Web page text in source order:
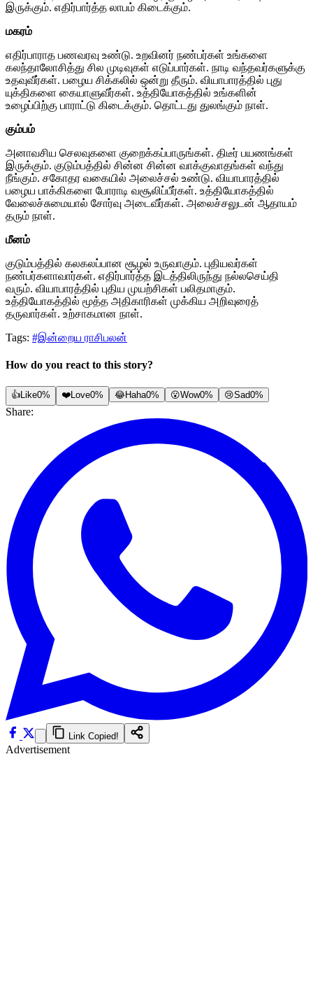
இருக்கும். எதிர்பார்த்த லாபம் கிடைக்கும்.
மகரம்
எதிர்பாராத பணவரவு உண்டு. உறவினர் நண்பர்கள் உங்களை
கலந்தாலோசித்து சில முடிவுகள் எடுப்பார்கள். நாடி வந்தவர்களுக்கு
உதவுவீர்கள். பழைய சிக்கலில் ஒன்று தீரும். வியாபாரத்தில் புது
யுக்திகளை கையாளுவீர்கள். உத்தியோகத்தில் உங்களின்
உழைப்பிற்கு பாராட்டு கிடைக்கும். தொட்டது துலங்கும் நாள்.
கும்பம்
அனாவசிய செலவுகளை குறைக்கப்பாருங்கள். திடீர் பயணங்கள்
இருக்கும். குடும்பத்தில் சின்ன சின்ன வாக்குவாதங்கள் வந்து
நீங்கும். சகோதர வகையில் அலைச்சல் உண்டு. வியாபாரத்தில்
பழைய பாக்கிகளை போராடி வசூலிப்பீர்கள். உத்தியோகத்தில்
வேலைச்சுமையால் சோர்வு அடைவீர்கள். அலைச்சலுடன் ஆதாயம்
தரும் நாள்.
மீனம்
குடும்பத்தில் கலகலப்பான சூழல் உருவாகும். புதியவர்கள்
நண்பர்களாவார்கள். எதிர்பார்த்த இடத்திலிருந்து நல்லசெய்தி
வரும். வியாபாரத்தில் புதிய முயற்சிகள் பலிதமாகும்.
உத்தியோகத்தில் மூத்த அதிகாரிகள் முக்கிய அறிவுரைத்
தருவார்கள். உற்சாகமான நாள்.
Tags: #இன்றைய ராசிபலன்
How do you react to this story?
👍Like0% ❤️Love0% 😂Haha0% 😮Wow0% 😢Sad0%
Share:
Link Copied!
Advertisement